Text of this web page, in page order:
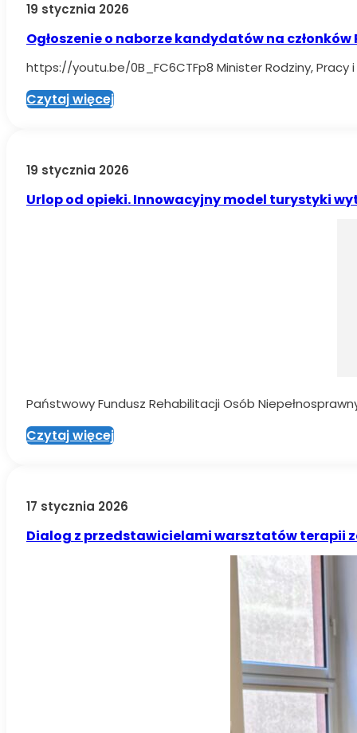
19 stycznia 2026
Ogłoszenie o naborze kandydatów na
https://youtu.be/0B_FC6CTFp8 Minister Rodziny,
Czytaj więcej
19 stycznia 2026
Urlop od opieki. Innowacyjny model turystyki
Państwowy Fundusz Rehabilitacji Osób
Czytaj więcej
17 stycznia 2026
Dialog z przedstawicielami warsztatów terapii